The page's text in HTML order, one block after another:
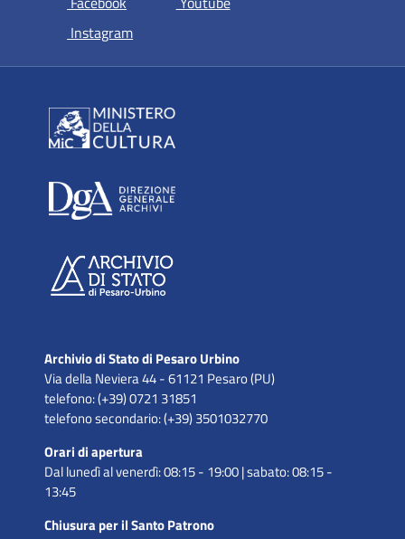
Instagramsi apre in una nuova scheda
Archivio di Stato di Pesaro Urbino
Via della Neviera 44 - 61121 Pesaro (PU)
telefono: (+39) 0721 31851
telefono secondario: (+39) 3501032770
Orari di apertura
Dal lunedì al venerdì: 08:15 - 19:00 | sabato: 08:15 -
13:45
Chiusura per il Santo Patrono